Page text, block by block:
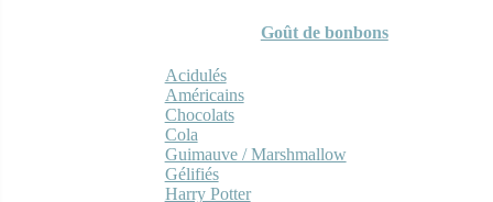
Goût de bonbons
Acidulés
Américains
Chocolats
Cola
Guimauve / Marshmallow
Gélifiés
Harry Potter